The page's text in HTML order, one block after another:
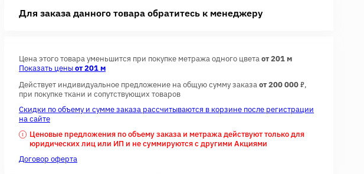
Для заказа данного товара обратитесь к менеджеру
Цена этого товара уменьшится при покупке метража одного цветаот 201 м
Показать ценыот 201 м
Действует индивидуальное предложение на общую сумму заказаот 200 0007,
при покупке ткани и сопутствующих товаров
Скидки по объему и сумме заказа рассчитываются в корзине после регистрации
на сайте
Ценовые предложения по объему заказа и метража действуют только для
юридических лиц или ИП и не суммируются с другими Акциями
Договор оферта